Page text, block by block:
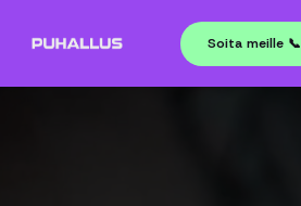
sisältöön
Soita meille 📞